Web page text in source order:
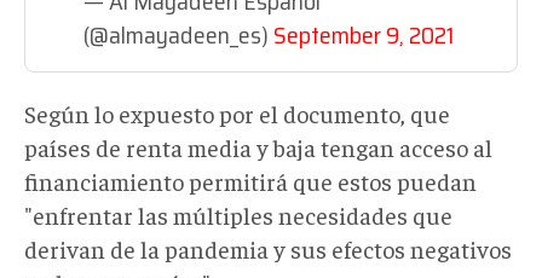
(@almayadeen_es)September 9, 2021
Según lo expuesto por el documento, que
países de renta media y baja tengan acceso al
financiamiento permitirá que estos puedan
"enfrentar las múltiples necesidades que
derivan de la pandemia y sus efectos negativos